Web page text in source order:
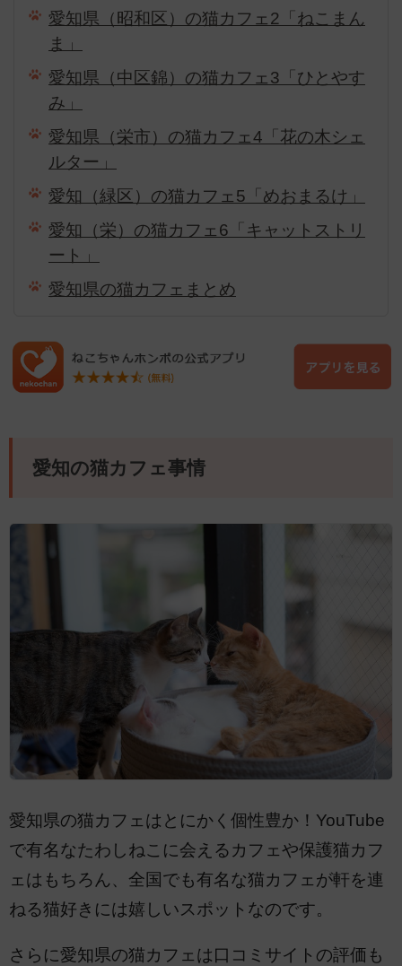
愛知県（昭和区）の猫カフェ2「ねこまん
ま」
愛知県（中区錦）の猫カフェ3「ひとやす
み」
愛知県（栄市）の猫カフェ4「花の木シェ
ルター」
愛知（緑区）の猫カフェ5「めおまるけ」
愛知（栄）の猫カフェ6「キャットストリ
ート」
愛知県の猫カフェまとめ
愛知の猫カフェ事情
愛知県の猫カフェはとにかく個性豊か！YouTube
で有名なたわしねこに会えるカフェや保護猫カフ
ェはもちろん、全国でも有名な猫カフェが軒を連
ねる猫好きには嬉しいスポットなのです。
さらに愛知県の猫カフェは口コミサイトの評価も